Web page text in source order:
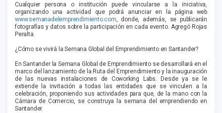
Cualquier persona o institución puede vincularse a la iniciativa,
organizando una actividad que podrá anunciar en la página web
www.semanadelemprendimiento.com, donde, además, se publicarán
fotografías y datos sobre la participación en cada evento. Agregó Rojas
Peralta.
¿Cómo se vivirá la Semana Global del Emprendimiento en Santander?
En Santander la Semana Global de Emprendimiento se desarrollará en el
marco del lanzamiento de la Ruta del Emprendimiento y la inauguración
de las nuevas instalaciones de Coworking Labs. Desde ya se le
extiende la invitación a todas las entidades que se vinculen a la
celebración, proponiendo sus actividades para que, de la mano con la
Cámara de Comercio, se construya la semana del emprendiendo en
Santander.